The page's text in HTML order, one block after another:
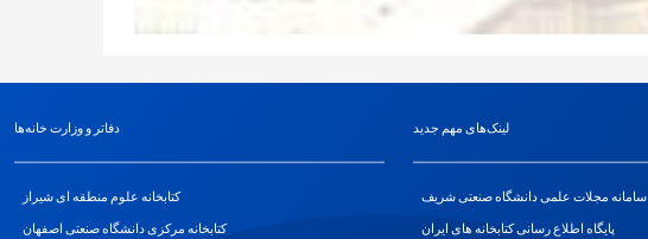
دفاتر و وزارت خانه‌ها
کتابخانه علوم منطقه ای شیراز
کتابخانه مرکزی دانشگاه صنعتی اصفهان
لینک‌های مهم جدید
سامانه مجلات علمی دانشگاه صنعتی شریف
پایگاه اطلاع رسانی کتابخانه های ایران